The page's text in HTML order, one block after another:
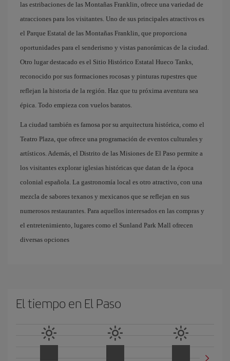
las estribaciones de las Montañas Franklin, ofrece una variedad de
atracciones para los visitantes. Uno de sus principales atractivos es
el Parque Estatal de las Montañas Franklin, que proporciona
oportunidades para el senderismo y vistas panorámicas de la ciudad.
Otro lugar destacado es el Sitio Histórico Estatal Hueco Tanks,
reconocido por sus formaciones rocosas y pinturas rupestres que
reflejan la historia de la región. Haz que tu próxima aventura sea
épica. Todo empieza con vuelos baratos. ​
La ciudad también es famosa por su arquitectura histórica, como el
Teatro Plaza, que ofrece una programación de eventos culturales y
artísticos. Además, el Distrito de las Misiones de El Paso permite a
los visitantes explorar iglesias históricas que datan de la época
colonial española. La gastronomía local es otro atractivo, con una
mezcla de sabores texanos y mexicanos que se reflejan en sus
numerosos restaurantes. Para aquellos interesados en las compras y
el entretenimiento, lugares como el Sunland Park Mall ofrecen
diversas opciones
El tiempo en El Paso